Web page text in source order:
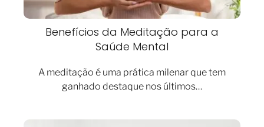
Benefícios da Meditação para a
Saúde Mental
A meditação é uma prática milenar que tem
ganhado destaque nos últimos…